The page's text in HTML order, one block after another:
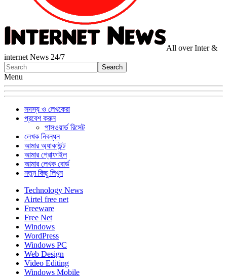
All over Inter &
internet News 24/7
Menu
সদস্য ও লেখকেরা
প্রবেশ করুন
পাসওয়ার্ড রিসেট
লেখক নিবন্ধন
আমার অ্যাকাউন্ট
আমার প্রোফাইল
আমার লেখক বোর্ড
নতুন কিছু লিখুন
Technology News
Airtel free net
Freeware
Free Net
Windows
WordPress
Windows PC
Web Design
Video Editing
Windows Mobile